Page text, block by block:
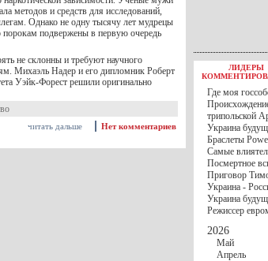
методов и средств для исследований,
Однако не одну тысячу лет мудрецы
порокам подвержены в первую очередь
не склонны и требуют научного
Михаэль Надер и его дипломник Роберт
Уэйк-Форест решили оригинально
Нет комментариев
читать дальше
30 Ноября С 1
30 Ноября
РФ
27 Ноября
ВВП
госбюджете
27 Ноября
Турции
17 Ноября
шестилетнего
16 Ноября
13 Ноября
10 Ноября
10 Ноября
особом статусе
03 Ноября
ЛИДЕРЫ
Где моя
трипольской
Украина
Браслеты
Самые
Посмертное
Приговор
Украина -
Украина
Режиссер
2026
Май
Апрель